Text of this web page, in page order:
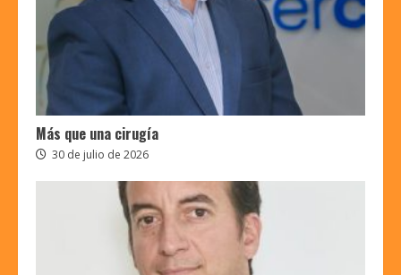
3
un país que consume procesadores de
gama media hacia arriba”
Subeditora 3 de julio de 2026
Barbypelirroja: “Existe mucha duda y
desconocimiento sobre cómo hacer
un maquillaje adecuado para pieles
más maduras”
Más que una cirugía
30 de julio de 2026